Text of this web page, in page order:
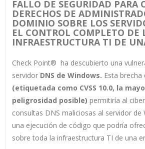
FALLO DE SEGURIDAD PARA
DERECHOS DE
DOMINIO SOBRE LOS
EL CONTROL COMPLETO DE
INFRAESTRUCTURA TI DE
Check Point® ha descubierto una
servidor DNS de Windows. Esta brecha
(etiquetada como CVSS 10.0, la
peligrosidad posible) permitiría al
consultas DNS maliciosas al servidor de
una ejecución de código que podría
sobre toda la infraestructura TI de una